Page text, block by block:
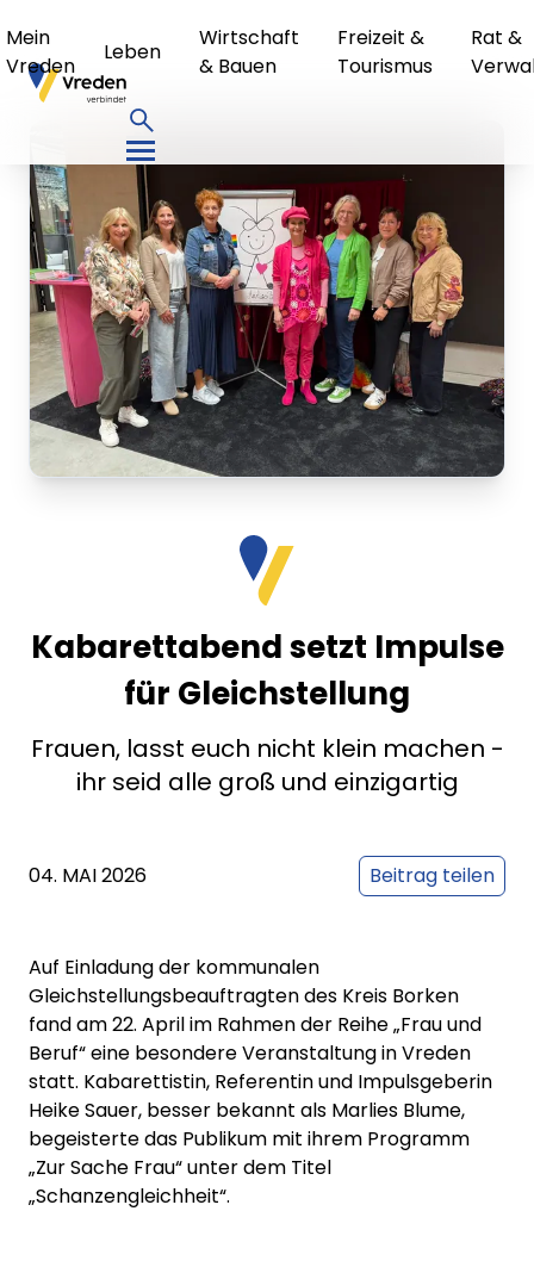
Mein
Vreden
Leben
Wirtschaft
& Bauen
Freizeit &
Tourismus
Rat &
Kabarettabend setzt Impulse
für Gleichstellung
Frauen, lasst euch nicht klein machen -
ihr seid alle groß und einzigartig
04. MAI 2026 Beitrag teilen
Auf Einladung der kommunalen
Gleichstellungsbeauftragten des Kreis Borken
fand am 22. April im Rahmen der Reihe „Frau und
Beruf“ eine besondere Veranstaltung in Vreden
statt. Kabarettistin, Referentin und Impulsgeberin
Heike Sauer, besser bekannt als Marlies Blume,
begeisterte das Publikum mit ihrem Programm
„Zur Sache Frau“ unter dem Titel
„Schanzengleichheit“.